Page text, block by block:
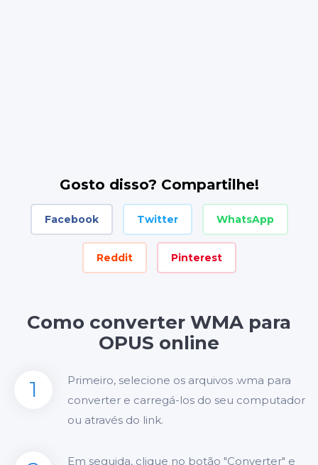
Gosto disso? Compartilhe!
Facebook Twitter WhatsApp
Reddit Pinterest
Como converter WMA para
OPUS online
1
Primeiro, selecione os arquivos .wma para
converter e carregá-los do seu computador
ou através do link.
Em seguida, clique no botão "Converter" e